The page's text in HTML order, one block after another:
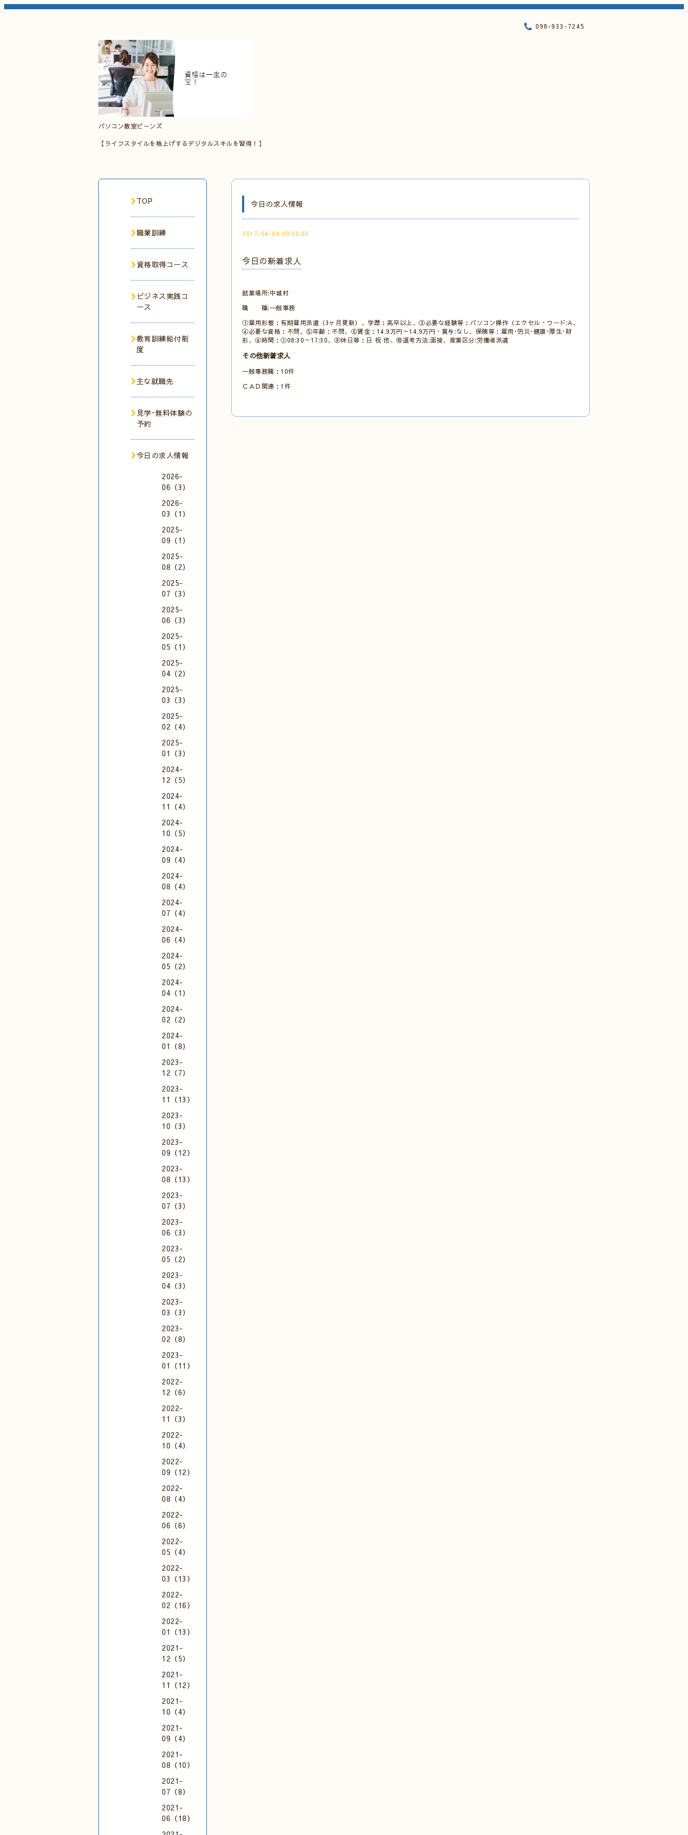
パソコン教室ビーンズ
【ライフスタイルを格上げするデジタルスキルを習得！】
098-933-7245
今日の求人情報
2017-04-04 09:36:00
今日の新着求人
就業場所:中城村
職 種:一般事務
①雇用形態：有期雇用派遣（3ヶ月更新）、学歴：高卒以上、③必要な経験等：パソコン操作（エクセル・ワード:A、
④必要な資格：不問、⑤年齢：不問、⑥賃金：14.9万円～14.9万円・賞与:なし、保険等：雇用･労災･健康･厚生･財
形、⑧時間：①08:30～17:30、⑨休日等：日 祝 他、⑩選考方法:面接、産業区分:労働者派遣
その他新着求人
一般事務職：10件
ＣＡＤ関連：1件
TOP
職業訓練
資格取得コース
ビジネス実践コ
ース
教育訓練給付制
度
主な就職先
見学･無料体験の
予約
今日の求人情報
2026-
06（3）
2026-
03（1）
2025-
09（1）
2025-
08（2）
2025-
07（3）
2025-
06（3）
2025-
05（1）
2025-
04（2）
2025-
03（3）
2025-
02（4）
2025-
01（3）
2024-
12（5）
2024-
11（4）
2024-
10（5）
2024-
09（4）
2024-
08（4）
2024-
07（4）
2024-
06（4）
2024-
05（2）
2024-
04（1）
2024-
02（2）
2024-
01（8）
2023-
12（7）
2023-
11（13）
2023-
10（3）
2023-
09（12）
2023-
08（13）
2023-
07（3）
2023-
06（3）
2023-
05（2）
2023-
04（3）
2023-
03（3）
2023-
02（8）
2023-
01（11）
2022-
12（6）
2022-
11（3）
2022-
10（4）
2022-
09（12）
2022-
08（4）
2022-
06（6）
2022-
05（4）
2022-
03（13）
2022-
02（16）
2022-
01（13）
2021-
12（5）
2021-
11（12）
2021-
10（4）
2021-
09（4）
2021-
08（10）
2021-
07（8）
2021-
06（18）